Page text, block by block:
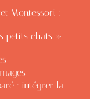
Montessori :
petits chats »
: intégrer la